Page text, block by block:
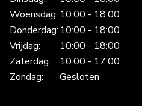
Woensdag: 10:00 - 18:00
Donderdag: 10:00 - 18:00
Vrijdag:
10:00 - 18:00
Zaterdag
10:00 - 17:00
Zondag:
Gesloten